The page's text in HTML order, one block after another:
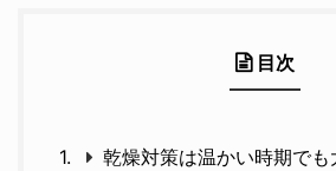
目次
乾燥対策は温かい時期でも